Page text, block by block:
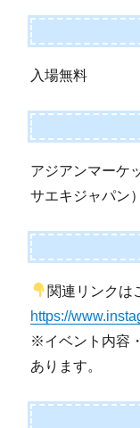
入場無料
アジアンマーケ
サエキジャパン）
関連リンクは
https://
※イベント内容
あります。